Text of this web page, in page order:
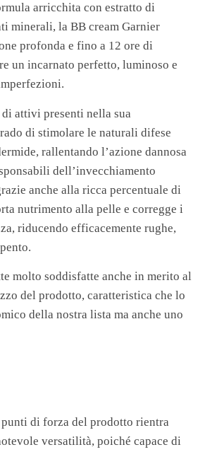
arricchita con estratto di
minerali, la BB cream Garnier
profonda e fino a 12 ore di
un incarnato perfetto, luminoso e
attivi presenti nella sua
di stimolare le naturali difese
rallentando l’azione dannosa
dell’invecchiamento
anche alla ricca percentuale di
nutrimento alla pelle e corregge i
riducendo efficacemente rughe,
molto soddisfatte anche in merito al
del prodotto, caratteristica che lo
della nostra lista ma anche uno
di forza del prodotto rientra
versatilità, poiché capace di